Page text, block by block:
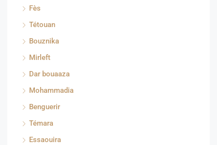
Fès
Tétouan
Bouznika
Mirleft
Dar bouaaza
Mohammadia
Benguerir
Témara
Essaouira